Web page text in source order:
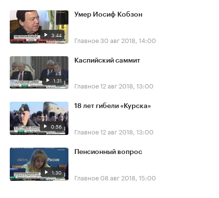
3:44
Умер Иосиф Кобзон
Главное30 авг 2018, 14:00
1:31
Каспийский саммит
Главное12 авг 2018, 13:00
0:56
18 лет гибели «Курска»
Главное12 авг 2018, 13:00
1:30
Пенсионный вопрос
Главное 08 авг 2018, 15:00